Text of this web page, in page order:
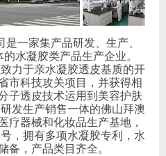
一家集产品研发、生产、
水凝胶类产品生产企业。
力于亲水凝胶透皮基质的开
市科技攻关项目，并获得相
子透皮技术运用到美容护肤
发生产销售一体的佛山拜澳
疗器械和化妆品生产基地，
，拥有多项水凝胶专利，水
备，产品类目齐全。